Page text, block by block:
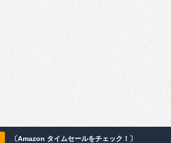
〔Amazon タイムセールをチェック！〕